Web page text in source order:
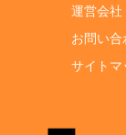
運営会社
お問い
サイトマ